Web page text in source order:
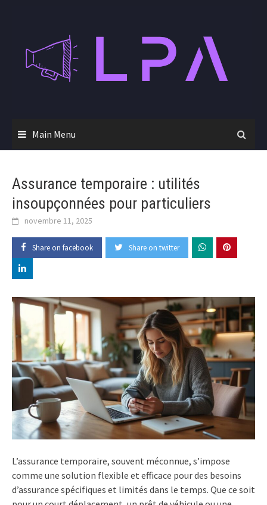
Main Menu
Assurance temporaire : utilités
insoupçonnées pour particuliers
novembre 11, 2025
Share on facebook Share on twitter
L’assurance temporaire, souvent méconnue, s’impose
comme une solution flexible et efficace pour des besoins
d’assurance spécifiques et limités dans le temps. Que ce soit